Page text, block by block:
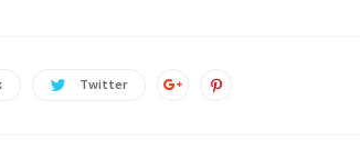
Twitter